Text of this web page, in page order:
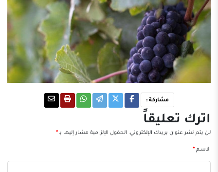
مشاركة :
اترك تعليقاً
لن يتم نشر عنوان بريدك الإلكتروني. الحقول الإلزامية مشار إليها بـ*
الاسم*